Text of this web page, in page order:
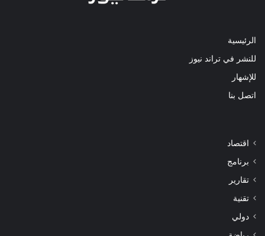
الرئيسية
للنشر في تراند نيوز
للإشهار
اتصل بنا
اقتصاد
برنامج
تقارير
تقنية
دولي